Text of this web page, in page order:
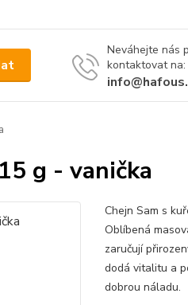
Neváhejte nás
kontaktovat na:
g - vanička
Chejn Sam s
Oblíbená
zaručují
dodá vitalitu a
dobrou náladu.